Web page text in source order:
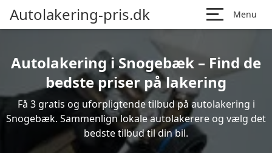
Autolakering-pris.dk Menu
Autolakering i Snogebæk – Find de
bedste priser på lakering
Få 3 gratis og uforpligtende tilbud på autolakering i
Snogebæk. Sammenlign lokale autolakerere og vælg det
bedste tilbud til din bil.